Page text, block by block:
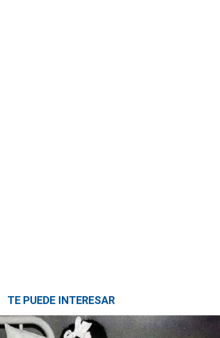
TE PUEDE INTERESAR